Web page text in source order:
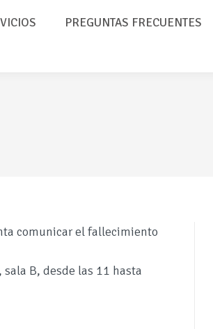
PREGUNTAS FRECUENTES
comunicar el fallecimiento
B, desde las 11 hasta